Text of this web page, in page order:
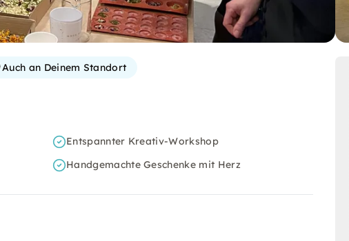
Auch an Deinem Standort
Entspannter Kreativ-Workshop
Handgemachte Geschenke mit Herz